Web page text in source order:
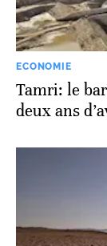
ECONOMIE
Tamri: le
deux ans